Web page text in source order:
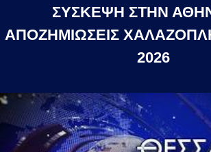
ΣΥΣΚΕΨΗ ΣΤΗΝ
ΑΠΟΖΗΜΙΩΣΕΙΣ
2026